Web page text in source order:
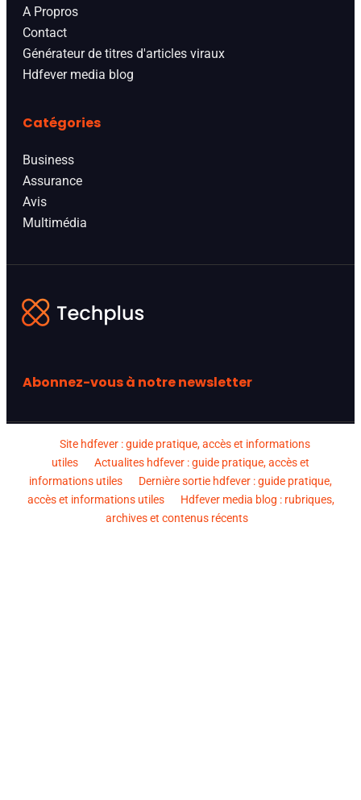
A Propros
Contact
Générateur de titres d'articles viraux
Hdfever media blog
Catégories
Business
Assurance
Avis
Multimédia
Abonnez-vous à notre newsletter
Site hdfever : guide pratique, accès et informations
utiles
Actualites hdfever : guide pratique, accès et
informations utiles
Dernière sortie hdfever : guide pratique,
accès et informations utiles
Hdfever media blog : rubriques,
archives et contenus récents